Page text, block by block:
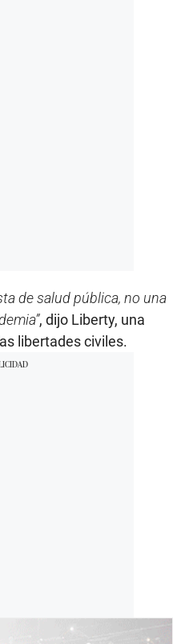
de salud pública, no una
, dijo Liberty, una
libertades civiles.